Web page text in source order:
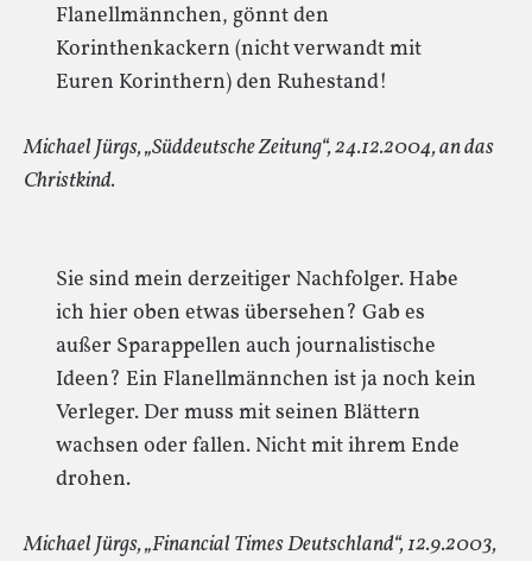
Flanellmännchen, gönnt den
Korinthenkackern (nicht verwandt mit
Euren Korinthern) den Ruhestand!
Michael Jürgs, „Süddeutsche Zeitung“, 24.12.2004, an das
Christkind.
Sie sind mein derzeitiger Nachfolger. Habe
ich hier oben etwas übersehen? Gab es
außer Sparappellen auch journalistische
Ideen? Ein Flanellmännchen ist ja noch kein
Verleger. Der muss mit seinen Blättern
wachsen oder fallen. Nicht mit ihrem Ende
drohen.
Michael Jürgs, „Financial Times Deutschland“, 12.9.2003,